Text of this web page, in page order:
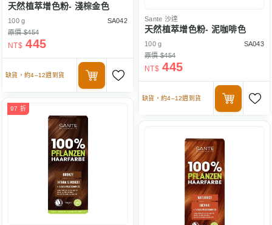
天然植萃增色粉- 淺棕金色
100 g
SA042
原價 $454
NT$ 445
缺貨，約4–12週到貨
Sante 沙達
天然植萃增色粉- 泥咖啡色
100 g
SA043
原價 $454
NT$ 445
缺貨，約4–12週到貨
97 折